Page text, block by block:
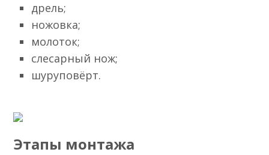
дрель;
ножовка;
молоток;
слесарный нож;
шуруповёрт.
Этапы монтажа